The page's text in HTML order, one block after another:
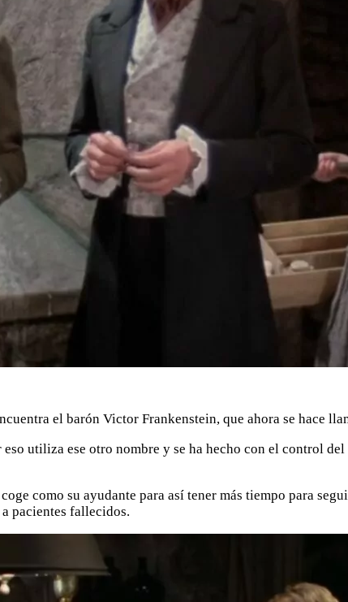
el barón Victor Frankenstein, que ahora se hace
utiliza ese otro nombre y se ha hecho con el control
como su ayudante para así tener más tiempo para
pacientes fallecidos.